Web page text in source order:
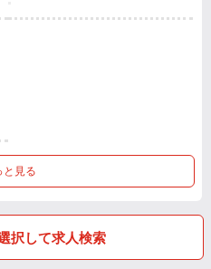
と見る
択して求人検索